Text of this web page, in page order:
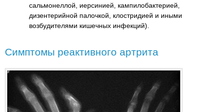
сальмонеллой, иерсинией, кампилобактерией,
дизентерийной палочкой, клостридией и иными
возбудителями кишечных инфекций).
Симптомы реактивного артрита